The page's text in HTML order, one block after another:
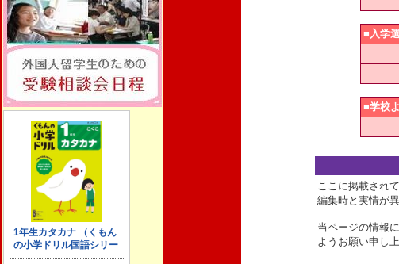
■入学
■学校
ここに掲載され
編集時と実情が
当ページの情報
ようお願い申し上